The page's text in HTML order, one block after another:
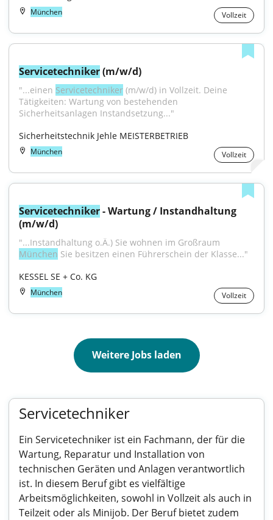
München Vollzeit
Servicetechniker (m/w/d)
"...einen Servicetechniker (m/w/d) in Vollzeit. Deine
Tätigkeiten: Wartung von bestehenden
Sicherheitsanlagen Instandsetzung..."
Sicherheitstechnik Jehle MEISTERBETRIEB
München Vollzeit
Servicetechniker - Wartung / Instandhaltung
(m/w/d)
München Sie besitzen einen Führerschein der Klasse..."
KESSEL SE + Co. KG
München Vollzeit
Weitere Jobs laden
Servicetechniker
Ein Servicetechniker ist ein Fachmann, der für die
Wartung, Reparatur und Installation von
technischen Geräten und Anlagen verantwortlich
ist. In diesem Beruf gibt es vielfältige
Arbeitsmöglichkeiten, sowohl in Vollzeit als auch in
Teilzeit oder als Minijob. Der Beruf bietet zudem